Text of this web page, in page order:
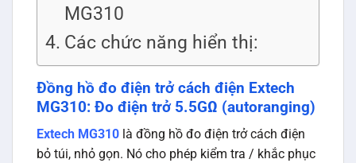
MG310
Các chức năng hiển thị:
Đồng hồ đo điện trở cách điện Extech
MG310: Đo điện trở 5.5GΩ (autoranging)
Extech MG310 là đồng hồ đo điện trở cách điện
bỏ túi, nhỏ gọn. Nó cho phép kiểm tra / khắc phục